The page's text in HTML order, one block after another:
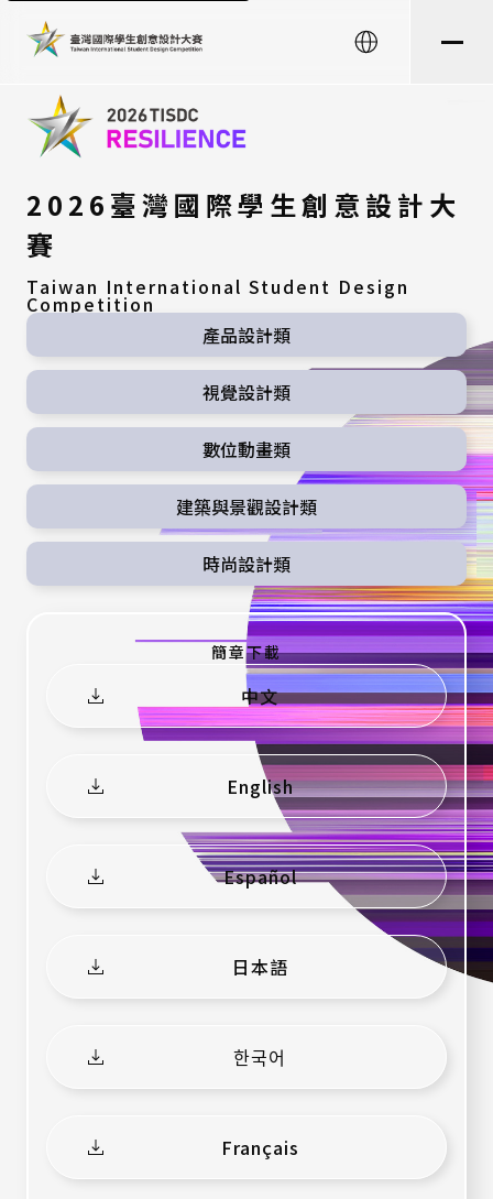
English
2026臺灣國際學生創意設計大
賽
Taiwan International Student Design
Competition
產品設計類
視覺設計類
數位動畫類
建築與景觀設計類
時尚設計類
簡章下載
中文
（另
窗）
（下
English
（另
窗）
（下
Español
（另
窗）
（下
日本語
（另
窗）
（下
한국어
（另
窗）
（下
Français
（另
（下